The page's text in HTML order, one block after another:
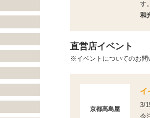
す
和
直営店イベント
※イベントについてのお問
京都髙島屋
イ
3/
今